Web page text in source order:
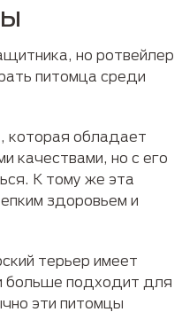
но ротвейлер
питомца среди
обладает
качествами, но с его
К тому же эта
здоровьем и
терьер имеет
больше подходит для
эти питомцы